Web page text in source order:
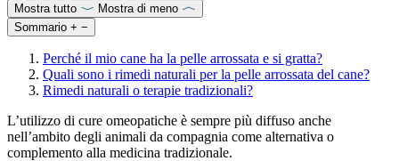
Mostra tutto
Mostra di meno
Sommario + −
Perché il mio cane ha la pelle arrossata e si gratta?
Quali sono i rimedi naturali per la pelle arrossata del cane?
Rimedi naturali o terapie tradizionali?
L’utilizzo di cure omeopatiche è sempre più diffuso anche
nell’ambito degli animali da compagnia come alternativa o
complemento alla medicina tradizionale.